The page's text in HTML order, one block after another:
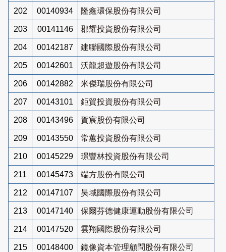
202 00140934 隆鑫環保股份有限公司
203 00141146 郡耀投資股份有限公司
204 00142187 建聯國際股份有限公司
205 00142601 沃龍超遊股份有限公司
206 00142882 米傑瑞股份有限公司
207 00143101 鉅貿投資股份有限公司
208 00143496 賀宸股份有限公司
209 00143550 常蕙投資股份有限公司
210 00145229 璟豐林投資股份有限公司
211 00145473 端方股份有限公司
212 00147107 昊域國際股份有限公司
213 00147140 保爾芬德健康運動股份有限公司
214 00147520 雲翔國際股份有限公司
215 00148400 鏡像資本管理顧問股份有限公司